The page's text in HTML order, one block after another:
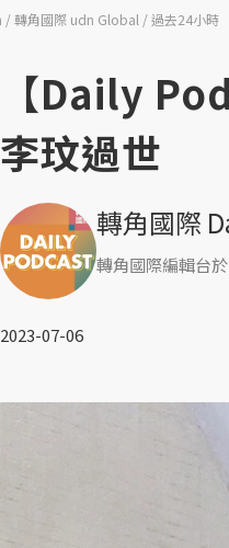
轉角國際 udn Global 過去24小時
【Daily
李玟過世
轉角國際
轉角國際編輯台
2023-07-06